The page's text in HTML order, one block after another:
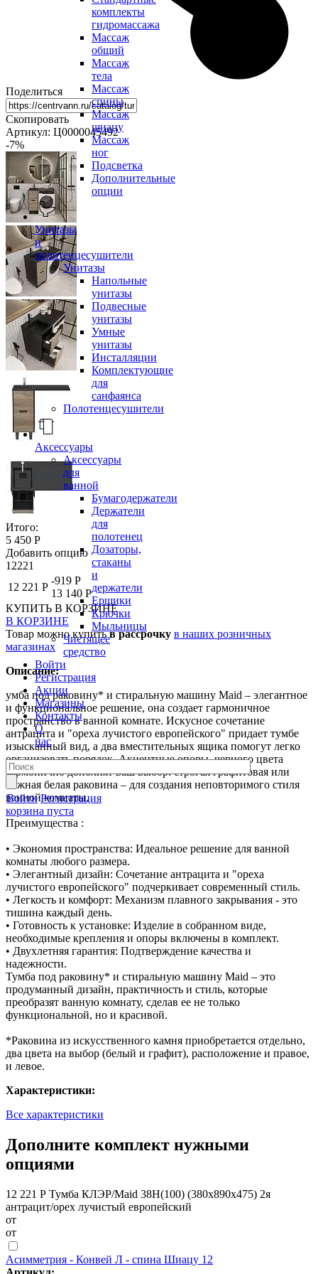
комплекты
гидромассажа
Массаж
общий
Массаж
тела
Массаж
спины
Массаж
шиацу
Массаж
ног
Подсветка
Дополнительные
опции
Унитазы
и
полотенцесушители
Унитазы
Напольные
унитазы
Подвесные
унитазы
Умные
унитазы
Инсталляции
Комплектующие
для
санфаянса
Полотенцесушители
Аксессуары
Аксессуары
для
ванной
Бумагодержатели
Держатели
для
полотенец
Дозаторы,
стаканы
и
держатели
Ершики
Крючки
Мыльницы
Чистящее
средство
Войти
Регистрация
Акции
Магазины
Контакты
О
нас
Войти Регистрация
корзина пуста
Поделиться
Скопировать
Артикул: Ц0000045492
-7%
Итого:
5 450 Р
Добавить опцию
12221
12 221 Р
-919 Р
13 140 Р
КУПИТЬ В КОРЗИНЕ
В КОРЗИНЕ
Товар можно купитьв рассрочку в наших розничных
магазинах
Описание:
умба под раковину* и стиральную машину Maid – элегантное
и функциональное решение, она создает гармоничное
пространство в ванной комнате. Искусное сочетание
антрацита и "ореха лучистого европейского" придает тумбе
изысканный вид, а два вместительных ящика помогут легко
организовать порядок. Акцентные опоры черного цвета
гармонично дополнят ваш выбор: строгая графитовая или
нежная белая раковина – для создания неповторимого стиля
ванной комнаты.
Преимущества :
• Экономия пространства: Идеальное решение для ванной
комнаты любого размера.
• Элегантный дизайн: Сочетание антрацита и "ореха
лучистого европейского" подчеркивает современный стиль.
• Легкость и комфорт: Механизм плавного закрывания - это
тишина каждый день.
• Готовность к установке: Изделие в собранном виде,
необходимые крепления и опоры включены в комплект.
• Двухлетняя гарантия: Подтверждение качества и
надежности.
Тумба под раковину* и стиральную машину Maid – это
продуманный дизайн, практичность и стиль, которые
преобразят ванную комнату, сделав ее не только
функциональной, но и красивой.
*Раковина из искусственного камня приобретается отдельно,
два цвета на выбор (белый и графит), расположение и правое,
и левое.
Характеристики:
Все характеристики
Дополните комплект нужными
опциями
12 221 Р Тумба КЛЭР/Maid 38Н(100) (380х890х475) 2я
антрацит/орех лучистый европейский
от
от
Асимметрия - Конвей Л - спина Шиацу 12